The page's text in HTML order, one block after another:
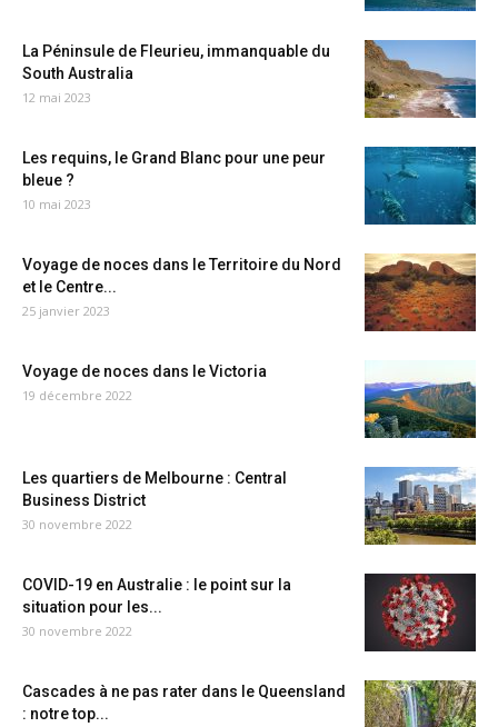
La Péninsule de Fleurieu, immanquable du
South Australia
12 mai 2023
Les requins, le Grand Blanc pour une peur
bleue ?
10 mai 2023
Voyage de noces dans le Territoire du Nord
et le Centre...
25 janvier 2023
Voyage de noces dans le Victoria
19 décembre 2022
Les quartiers de Melbourne : Central
Business District
30 novembre 2022
COVID-19 en Australie : le point sur la
situation pour les...
30 novembre 2022
Cascades à ne pas rater dans le Queensland
: notre top...